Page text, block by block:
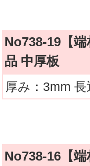
No738-19【
品 中厚板
厚み：3mm
No738-16【